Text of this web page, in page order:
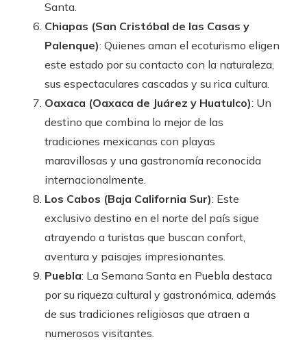
Santa.
Chiapas (San Cristóbal de las Casas y
Palenque): Quienes aman el ecoturismo eligen
este estado por su contacto con la naturaleza,
sus espectaculares cascadas y su rica cultura.
Oaxaca (Oaxaca de Juárez y Huatulco): Un
destino que combina lo mejor de las
tradiciones mexicanas con playas
maravillosas y una gastronomía reconocida
internacionalmente.
Los Cabos (Baja California Sur): Este
exclusivo destino en el norte del país sigue
atrayendo a turistas que buscan confort,
aventura y paisajes impresionantes.
Puebla: La Semana Santa en Puebla destaca
por su riqueza cultural y gastronómica, además
de sus tradiciones religiosas que atraen a
numerosos visitantes.